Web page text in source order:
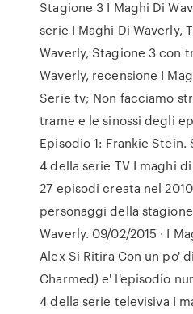
Stagione 3 I Maghi Di
serie I Maghi Di Waverly,
Waverly, Stagione 3 con
Waverly, recensione I
Serie tv; Non facciamo
trame e le sinossi degli
Episodio 1: Frankie
4 della serie TV I maghi
27 episodi creata nel
personaggi della
Waverly. 09/02/2015 · I
Alex Si Ritira Con un po'
Charmed) e' l'episodio
4 della serie televisiva I